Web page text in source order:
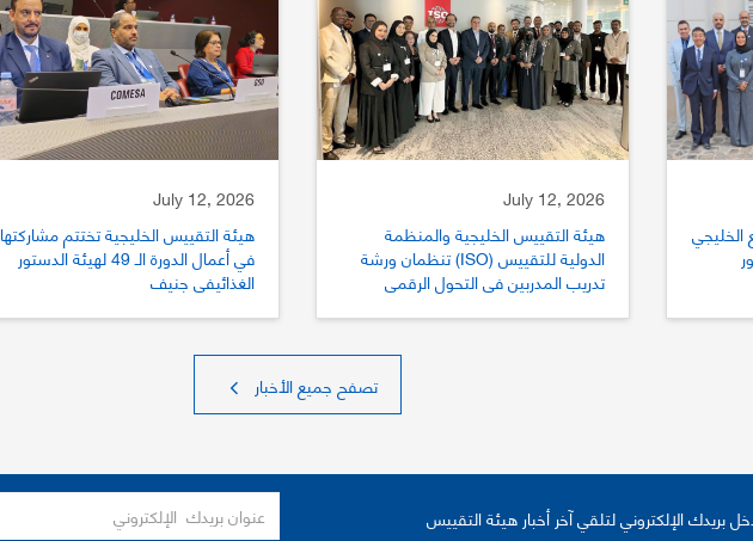
الخليجي
July 12, 2026
هيئة التقييس الخليجية والمنظمة
الدولية للتقييس (ISO) تنظمان ورشة
تدريب المدربين في التحول الرقمي
July 12, 2026
هيئة التقييس الخليجية تختتم مشاركتها
في أعمال الدورة الـ 49 لهيئة الدستور
الغذائيفي جنيف
تصفح جميع الأخبار
بريدك الإلكتروني لتلقي آخر أخبار هيئة التقييس